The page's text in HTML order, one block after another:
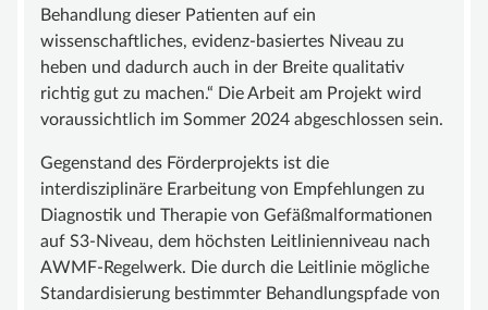
NEWS
UNTERSTÜTZEN
MITGLIED WERDEN
SPENDENKONTO
KONTAKT
Behandlung dieser Patienten auf ein
wissenschaftliches, evidenz-basiertes Niveau zu
heben und dadurch auch in der Breite qualitativ
richtig gut zu machen.“ Die Arbeit am Projekt wird
voraussichtlich im Sommer 2024 abgeschlossen sein.
Gegenstand des Förderprojekts ist die
interdisziplinäre Erarbeitung von Empfehlungen zu
Diagnostik und Therapie von Gefäßmalformationen
auf S3-Niveau, dem höchsten Leitlinienniveau nach
AWMF-Regelwerk. Die durch die Leitlinie mögliche
Standardisierung bestimmter Behandlungspfade von